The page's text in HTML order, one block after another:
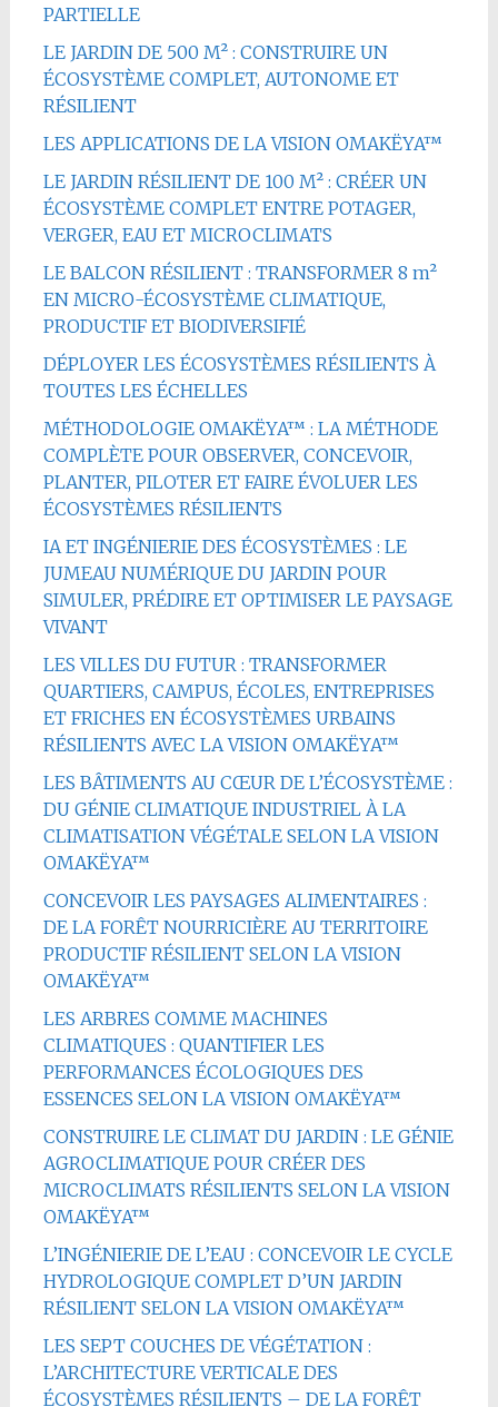
PARTIELLE
LE JARDIN DE 500 M² : CONSTRUIRE UN
ÉCOSYSTÈME COMPLET, AUTONOME ET
RÉSILIENT
LES APPLICATIONS DE LA VISION OMAKËYA™
LE JARDIN RÉSILIENT DE 100 M² : CRÉER UN
ÉCOSYSTÈME COMPLET ENTRE POTAGER,
VERGER, EAU ET MICROCLIMATS
LE BALCON RÉSILIENT : TRANSFORMER 8 m²
EN MICRO-ÉCOSYSTÈME CLIMATIQUE,
PRODUCTIF ET BIODIVERSIFIÉ
DÉPLOYER LES ÉCOSYSTÈMES RÉSILIENTS À
TOUTES LES ÉCHELLES
MÉTHODOLOGIE OMAKËYA™ : LA MÉTHODE
COMPLÈTE POUR OBSERVER, CONCEVOIR,
PLANTER, PILOTER ET FAIRE ÉVOLUER LES
ÉCOSYSTÈMES RÉSILIENTS
IA ET INGÉNIERIE DES ÉCOSYSTÈMES : LE
JUMEAU NUMÉRIQUE DU JARDIN POUR
SIMULER, PRÉDIRE ET OPTIMISER LE PAYSAGE
VIVANT
LES VILLES DU FUTUR : TRANSFORMER
QUARTIERS, CAMPUS, ÉCOLES, ENTREPRISES
ET FRICHES EN ÉCOSYSTÈMES URBAINS
RÉSILIENTS AVEC LA VISION OMAKËYA™
LES BÂTIMENTS AU CŒUR DE L’ÉCOSYSTÈME :
DU GÉNIE CLIMATIQUE INDUSTRIEL À LA
CLIMATISATION VÉGÉTALE SELON LA VISION
OMAKËYA™
CONCEVOIR LES PAYSAGES ALIMENTAIRES :
DE LA FORÊT NOURRICIÈRE AU TERRITOIRE
PRODUCTIF RÉSILIENT SELON LA VISION
OMAKËYA™
LES ARBRES COMME MACHINES
CLIMATIQUES : QUANTIFIER LES
PERFORMANCES ÉCOLOGIQUES DES
ESSENCES SELON LA VISION OMAKËYA™
CONSTRUIRE LE CLIMAT DU JARDIN : LE GÉNIE
AGROCLIMATIQUE POUR CRÉER DES
MICROCLIMATS RÉSILIENTS SELON LA VISION
OMAKËYA™
L’INGÉNIERIE DE L’EAU : CONCEVOIR LE CYCLE
HYDROLOGIQUE COMPLET D’UN JARDIN
RÉSILIENT SELON LA VISION OMAKËYA™
LES SEPT COUCHES DE VÉGÉTATION :
L’ARCHITECTURE VERTICALE DES
ÉCOSYSTÈMES RÉSILIENTS – DE LA FORÊT